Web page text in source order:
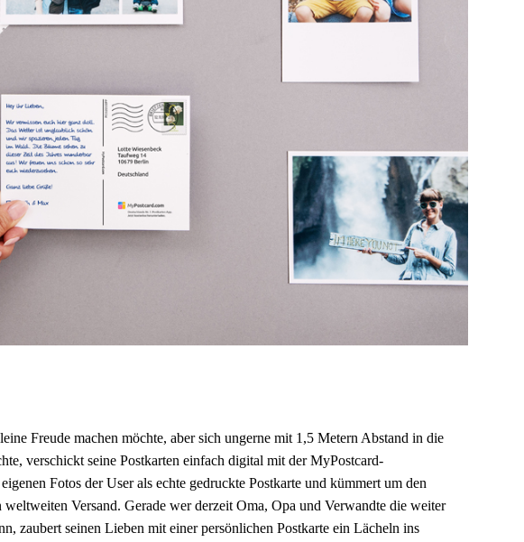
Freude machen möchte, aber sich ungerne mit 1,5 Metern Abstand in die
verschickt seine Postkarten einfach digital mit der MyPostcard-
Fotos der User als echte gedruckte Postkarte und kümmert um den
Versand. Gerade wer derzeit Oma, Opa und Verwandte die weiter
zaubert seinen Lieben mit einer persönlichen Postkarte ein Lächeln ins